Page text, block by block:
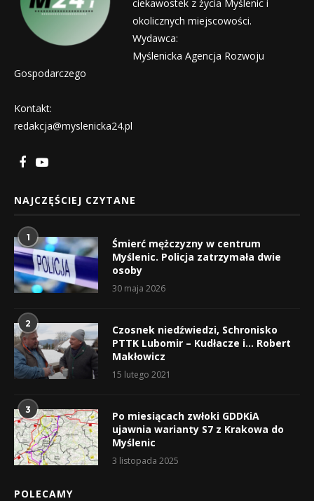
ciekawostek z życia Myślenic i
okolicznych miejscowości.
Wydawca:
Myślenicka Agencja Rozwoju
Gospodarczego
Kontakt:
redakcja@myslenicka24.pl
NAJCZĘŚCIEJ CZYTANE
1
Śmierć mężczyzny w centrum
Myślenic. Policja zatrzymała dwie
osoby
30 maja 2026
2
Czosnek niedźwiedzi, Schronisko
PTTK Lubomir – Kudłacze i… Robert
Makłowicz
15 lutego 2021
3
Po miesiącach zwłoki GDDKiA
ujawnia warianty S7 z Krakowa do
Myślenic
3 listopada 2025
POLECAMY